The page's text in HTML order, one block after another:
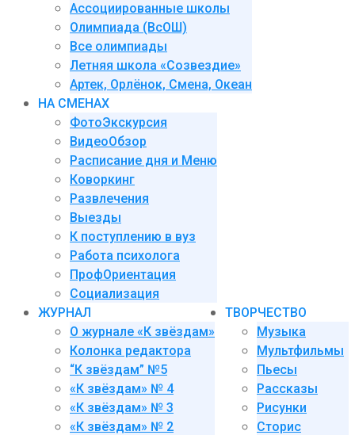
Ассоциированные школы
Олимпиада (ВсОШ)
Все олимпиады
Летняя школа «Созвездие»
Артек, Орлёнок, Смена, Океан
НА СМЕНАХ
ФотоЭкскурсия
ВидеоОбзор
Расписание дня и Меню
Коворкинг
Развлечения
Выезды
К поступлению в вуз
Работа психолога
ПрофОриентация
Социализация
ЖУРНАЛ
О журнале «К звёздам»
Колонка редактора
“К звёздам” №5
«К звёздам» № 4
«К звёздам» № 3
«К звёздам» № 2
ТВОРЧЕСТВО
Музыка
Мультфильмы
Пьесы
Рассказы
Рисунки
Сторис